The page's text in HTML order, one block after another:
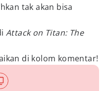
tak akan bisa
Attack on Titan: The
di kolom komentar!